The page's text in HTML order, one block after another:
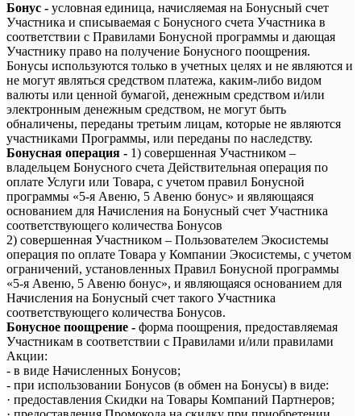
Бонус - условная единица, начисляемая на Бонусный счет
Участника и списываемая с Бонусного счета Участника в
соответствии с Правилами Бонусной программы и дающая
Участнику право на получение Бонусного поощрения.
Бонусы используются только в учетных целях и не являются и
не могут являться средством платежа, каким-либо видом
валюты или ценной бумагой, денежным средством и/или
электронным денежным средством, не могут быть
обналичены, переданы третьим лицам, которые не являются
участниками Программы, или переданы по наследству.
Бонусная операция - 1) совершенная Участником –
владельцем Бонусного счета Действительная операция по
оплате Услуги или Товара, с учетом правил Бонусной
программы «5-я Авеню, 5 Авеню бонус» и являющаяся
основанием для Начисления на Бонусный счет Участника
соответствующего количества Бонусов
2) совершенная Участником – Пользователем Экосистемы
операция по оплате Товара у Компании Экосистемы, с учетом
ограничений, установленных Правил Бонусной программы
«5-я Авеню, 5 Авеню бонус», и являющаяся основанием для
Начисления на Бонусный счет такого Участника
соответствующего количества Бонусов.
Бонусное поощрение - форма поощрения, предоставляемая
Участникам в соответствии с Правилами и/или правилами
Акции:
- в виде Начисленных Бонусов;
- при использовании Бонусов (в обмен на Бонусы) в виде:
· предоставления Скидки на Товары Компаний Партнеров;